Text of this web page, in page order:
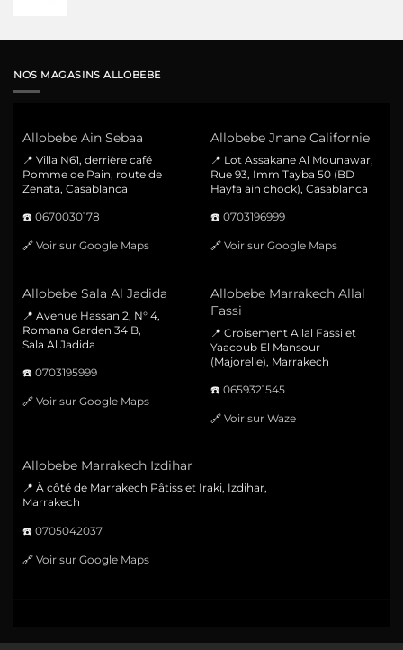
NOS MAGASINS ALLOBEBE
Allobebe Ain Sebaa
📍 Villa N61, derrière café
Pomme de Pain, route de
Zenata, Casablanca
☎️ 0670030178
🔗 Voir sur Google Maps
Allobebe Jnane Californie
📍 Lot Assakane Al Mounawar,
Rue 93, Imm Tayba 50 (BD
Hayfa ain chock), Casablanca
☎️ 0703196999
🔗 Voir sur Google Maps
Allobebe Sala Al Jadida
📍 Avenue Hassan 2, N° 4,
Romana Garden 34 B,
Sala Al Jadida
☎️ 0703195999
🔗 Voir sur Google Maps
Allobebe Marrakech Allal
Fassi
📍 Croisement Allal Fassi et
Yaacoub El Mansour
(Majorelle), Marrakech
☎️ 0659321545
🔗 Voir sur Waze
Allobebe Marrakech Izdihar
📍 À côté de Marrakech Pâtiss et Iraki, Izdihar,
Marrakech
☎️ 0705042037
🔗 Voir sur Google Maps